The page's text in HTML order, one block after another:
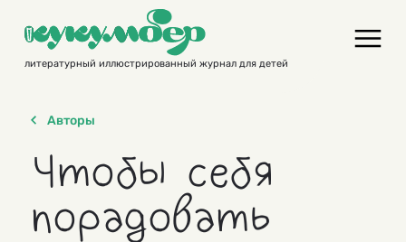
contentлитературный иллюстрированный журнал для детей
Авторы
Чтобы себя
порадовать